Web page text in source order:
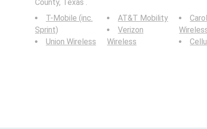
County, Texas .
T-Mobile (inc.
Sprint)
Union Wireless
AT&T Mobility
Verizon
Wireless